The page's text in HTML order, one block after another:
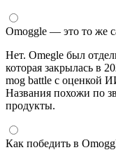
Omoggle — это то же
Нет. Omegle был
которая закрылась в
mog battle с оценкой
Названия похожи по
продукты.
Как победить в